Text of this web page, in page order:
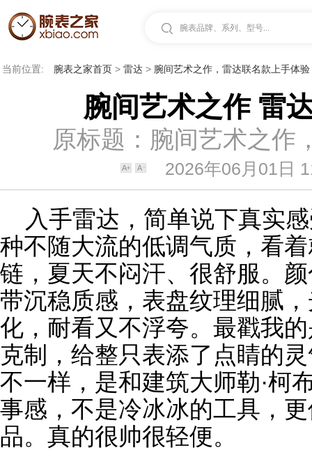
腕表品牌、系列、型号...
当前位置: 腕表之家首页 > 雷达 > 腕间艺术之作，雷达联名款上手体验
腕间艺术之作 雷
原标题：腕间艺术之作
2026年06月01日
入手雷达 ，简单说下真实
种不随大流的低调气质，看
链，夏天不闷汗、很舒服。
带沉稳质感，表盘纹理细腻
化，耐看又不浮夸。最戳我
克制，给整只表添了点睛的
不一样，是和建筑大师勒·柯
事感，不是冷冰冰的工具，
品。真的很帅很轻便。